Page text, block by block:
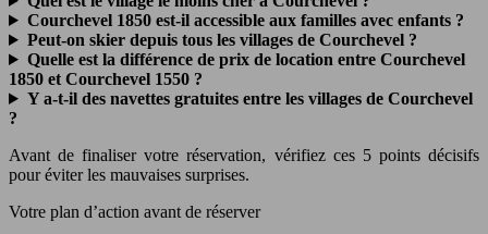
Courchevel 1850 est-il accessible aux familles avec enfants ?
Peut-on skier depuis tous les villages de Courchevel ?
Quelle est la différence de prix de location entre Courchevel
1850 et Courchevel 1550 ?
Y a-t-il des navettes gratuites entre les villages de Courchevel
?
Avant de finaliser votre réservation, vérifiez ces 5 points décisifs
pour éviter les mauvaises surprises.
Votre plan d’action avant de réserver